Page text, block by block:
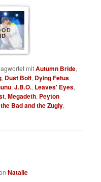
mitAutumn Bride,
, Dust Bolt, Dying Fetus,
,J.B.O., Leaves' Eyes,
,Megadeth, Peyton
Bad and the Zugly,
Natalie